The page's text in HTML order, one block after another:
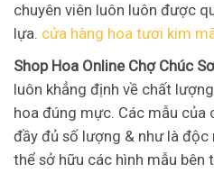
chuyên viên luôn luôn được
lựa. cửa hàng hoa tươi kim
Shop Hoa Online Chợ Chúc
luôn khẳng định về chất
hoa đúng mực. Các mẫu
đầy đủ số lượng & như là
thể sở hữu các hình mẫu bên